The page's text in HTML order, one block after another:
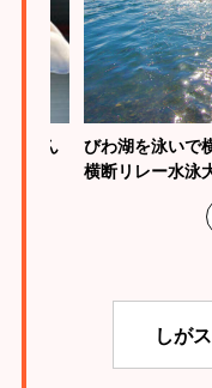
介さん
びわ湖を泳いで
横断リレー水泳
しが